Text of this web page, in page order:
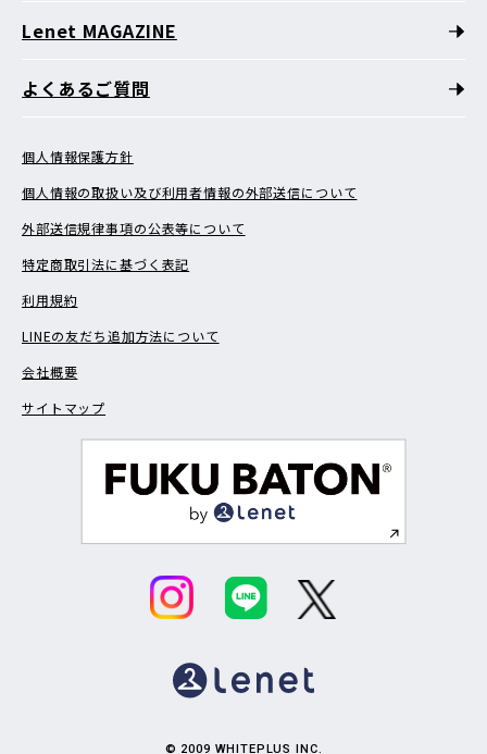
Lenet MAGAZINE
よくあるご質問
個人情報保護方針
個人情報の取扱い及び利用者情報の外部送信について
外部送信規律事項の公表等について
特定商取引法に基づく表記
利用規約
LINEの友だち追加方法について
会社概要
サイトマップ
© 2009 WHITEPLUS INC.